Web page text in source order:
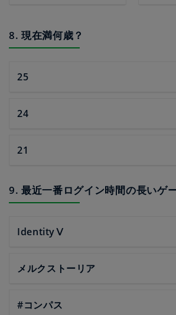
8. 現在満何歳？
25
24
21
9. 最近一番ログイン時間の長いゲ
IdentityⅤ
メルクストーリア
#コンパス